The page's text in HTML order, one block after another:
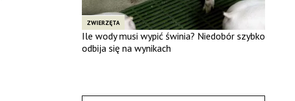
ZWIERZĘTA
Ile wody musi wypić świnia? Niedobór szybko
odbija się na wynikach